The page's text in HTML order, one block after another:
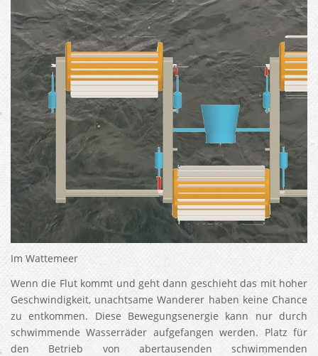
Im Wattemeer
Wenn die Flut kommt und geht dann geschieht das mit hoher
Geschwindigkeit, unachtsame Wanderer haben keine Chance
zu entkommen. Diese Bewegungsenergie kann nur durch
schwimmende Wasserräder aufgefangen werden. Platz für
den Betrieb von abertausenden schwimmenden